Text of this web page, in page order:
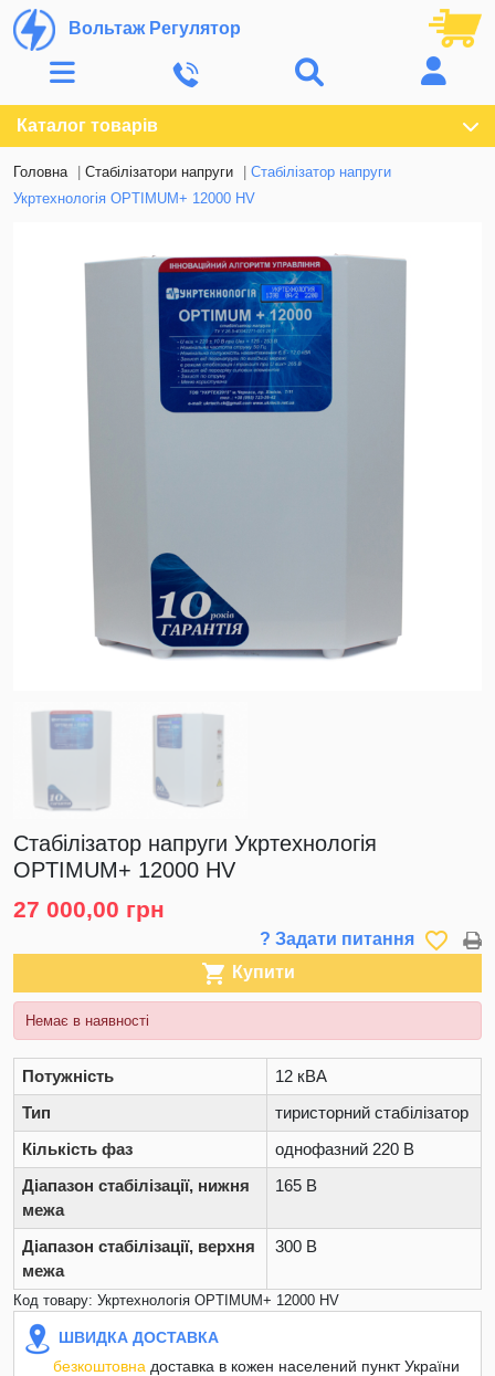
Вольтаж Регулятор
Каталог товарів
Головна Стабілізатори напруги
Стабілізатор напруги
Укртехнологія OPTIMUM+ 12000 HV
Стабілізатор напруги Укртехнологія
OPTIMUM+ 12000 HV
27 000,00 грн
? Задати питання favorite_border
 Купити
Немає в наявності
Потужність
12 кВА
Тип
тиристорний стабілізатор
Кількість фаз
однофазний 220 В
Діапазон стабілізації, нижня
межа
165 В
Діапазон стабілізації, верхня
межа
300 В
Код товару: Укртехнологія OPTIMUM+ 12000 HV
ШВИДКА ДОСТАВКА
безкоштовна доставка в кожен населений пункт України